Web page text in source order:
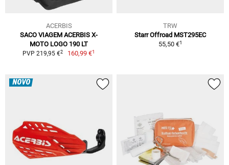
ACERBIS
SACO VIAGEM ACERBIS X-
MOTO LOGO 190 LT
PVP 219,95 €2 160,99 €1
TRW
Starr Offroad MST295EC
55,50 €1
NOVO